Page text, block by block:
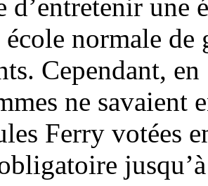
d’entretenir une
école normale
Cependant,
ne
Ferry votées